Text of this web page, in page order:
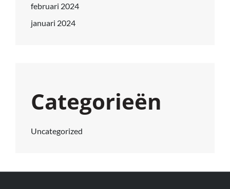
februari 2024
januari 2024
Categorieën
Uncategorized